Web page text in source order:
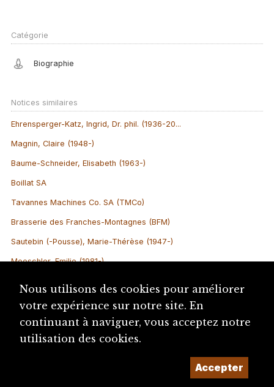
Catégorie
Biographie
Notices similaires
Ehrensperger-Katz, Ingrid, Dr. phil. (1936-20...
Magnin, Claire (1948-)
Baume-Schneider, Elisabeth (1963-)
Boillat SA
Tavannes Machines Co. SA (TMCo)
Brasserie des Franches-Montagnes (BFM)
Sautebin (-Pousse), Marie-Thérèse (1947-)
Moeschler, Emilie (1981-)
Presse (canton du Jura)
Fiechter, Betty (1896-1971)
Députation du Jura bernois et de Bienne roma...
Nous utilisons des cookies pour améliorer
votre expérience sur notre site. En
continuant à naviguer, vous acceptez notre
utilisation des cookies.
Accepter